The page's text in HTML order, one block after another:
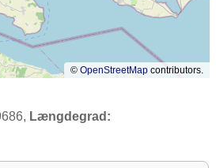
© OpenStreetMap contributors.
Længdegrad: